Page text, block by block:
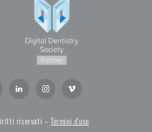
riservati –Termini d’uso